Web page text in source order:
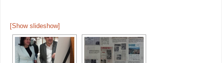
[Show slideshow]